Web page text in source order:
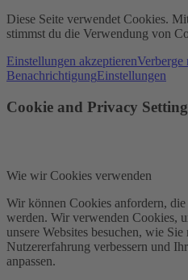
Diese Seite verwendet Cookies.
stimmst du die Verwendung von
Einstellungen akzeptierenVerberge
BenachrichtigungEinstellungen
Cookie and Privacy
Wie wir Cookies verwenden
Wir können Cookies anfordern,
werden. Wir verwenden Cookies,
unsere Websites besuchen, wie
Nutzererfahrung verbessern und
anpassen.